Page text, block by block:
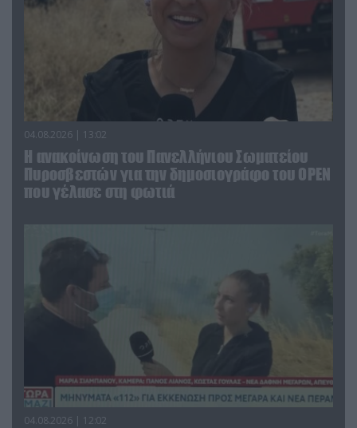
04.08.2026 | 13:02
Η ανακοίνωση του Πανελλήνιου Σωματείου
Πυροσβεστών για την δημοσιογράφο του OPEN
που γέλασε στη φωτιά
04.08.2026 | 12:02